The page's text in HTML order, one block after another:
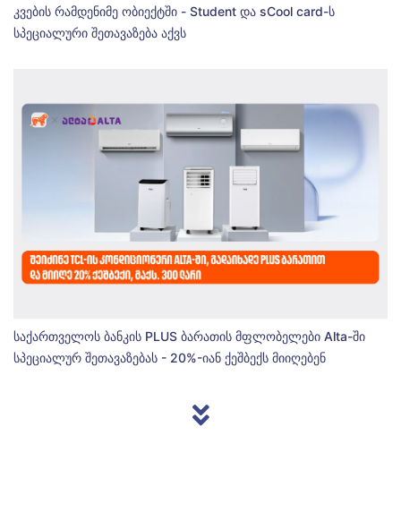
კვების რამდენიმე ობიექტში - Student და sCool card-ს
სპეციალური შეთავაზება აქვს
საქართველოს ბანკის PLUS ბარათის მფლობელები Alta-ში
სპეციალურ შეთავაზებას - 20%-იან ქეშბექს მიიღებენ